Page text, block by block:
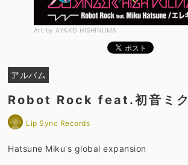
Art by AYAKO HISHINUMA
アルバム
Robot Rock feat.初音ミク
Lip Sync Records
Hatsune Miku's global expansion